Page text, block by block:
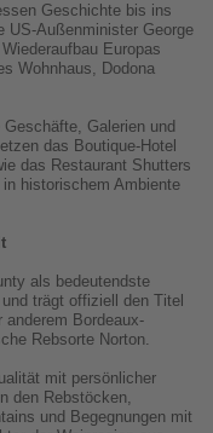
Geschichte bis ins
US-Außenminister George
Europas
Wohnhaus, Dodona
Galerien und
das Boutique-Hotel
das Restaurant Shutters
historischem Ambiente
als bedeutendste
trägt offiziell den Titel
anderem Bordeaux-
Rebsorte Norton.
mit persönlicher
den Rebstöcken,
und Begegnungen mit